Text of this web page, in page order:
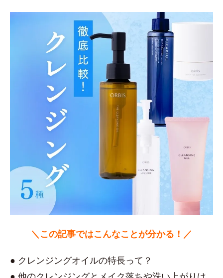
＼この記事ではこんなことが分かる！／
● クレンジングオイルの特長って？